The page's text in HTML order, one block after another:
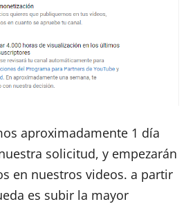
aproximadamente 1 día
solicitud, y empezarán
en nuestros videos. a partir
es subir la mayor